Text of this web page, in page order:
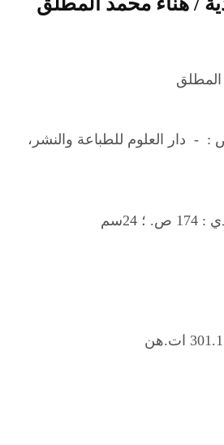
المطلق
: - دار العلوم للطباعة والنشر،
:174 ص. ؛ 24سم
ات.هن